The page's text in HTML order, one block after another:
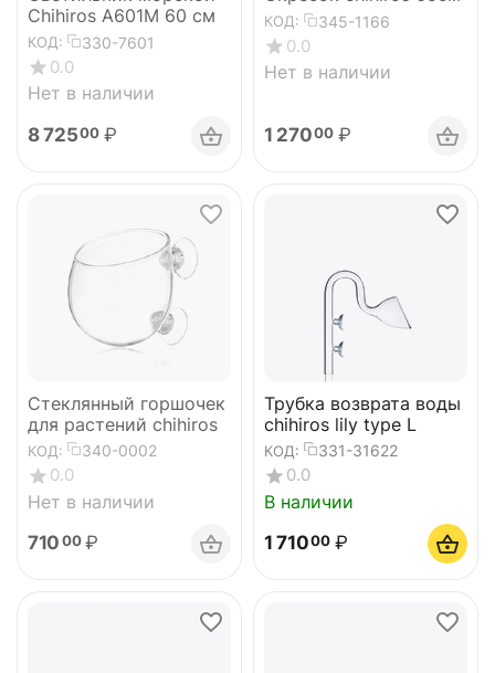
Chihiros A601M 60 см
КОД: 330-7601
0.0
Нет в наличии
8 72500 ₽
КОД: 345-1166
0.0
Нет в наличии
1 27000 ₽
Стеклянный горшочек
для растений chihiros
КОД: 340-0002
0.0
Нет в наличии
710 00 ₽
Трубка возврата воды
chihiros lily type L
КОД: 331-31622
0.0
В наличии
1 71000 ₽